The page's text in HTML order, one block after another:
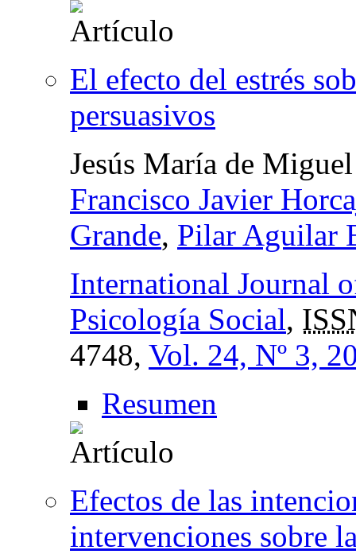
El efecto del estrés
persuasivos
Jesús María de
Francisco Javier
Grande, Pilar Aguilar
International Journal
Psicología Social,
4748, Vol. 24, Nº 3,
Resumen
Efectos de las
intervenciones sobre